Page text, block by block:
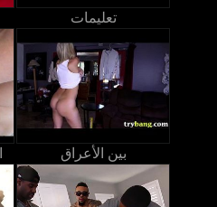
تعليمات
بين الأعراق